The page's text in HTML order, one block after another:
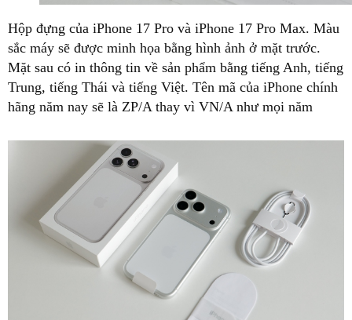
Hộp đựng của iPhone 17 Pro và iPhone 17 Pro Max. Màu
sắc máy sẽ được minh họa bằng hình ảnh ở mặt trước.
Mặt sau có in thông tin về sản phẩm bằng tiếng Anh, tiếng
Trung, tiếng Thái và tiếng Việt. Tên mã của iPhone chính
hãng năm nay sẽ là ZP/A thay vì VN/A như mọi năm